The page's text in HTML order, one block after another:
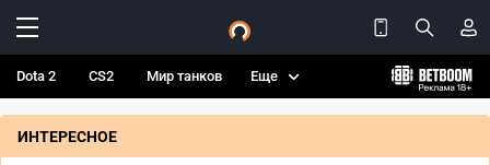
Dota 2 CS2 Мир танков Еще
ИНТЕРЕСНОЕ